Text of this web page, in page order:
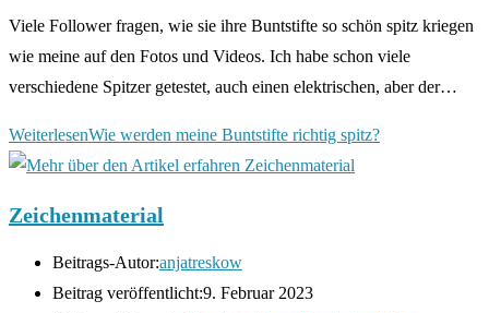
Viele Follower fragen, wie sie ihre Buntstifte so schön spitz kriegen
wie meine auf den Fotos und Videos. Ich habe schon viele
verschiedene Spitzer getestet, auch einen elektrischen, aber der…
WeiterlesenWie werden meine Buntstifte richtig spitz?
Zeichenmaterial
Beitrags-Autor:anjatreskow
Beitrag veröffentlicht:9. Februar 2023